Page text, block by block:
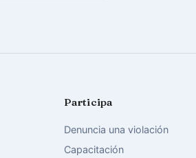
Participa
Denuncia una violación
Capacitación